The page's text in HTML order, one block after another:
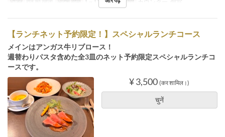
भोजन
रात का खाना आदेश सीमा 1 ~ 12 सीट की श्रेणी カウンター, 個室
【ランチネット予約限定！】スペシャルランチコース
メインはアンガス牛リブロース！
週替わりパスタ含めた全3皿のネット予約限定スペシャルランチコ
ースです。
¥ 3,500 (कर शामिल।)
चुनें